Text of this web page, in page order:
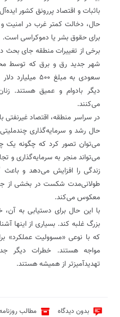
باثبات و اقتصاد پررونق کشور
حال، دخالت کمتر غرب در امنیت
برای حقوق بشر یا دموکراسی است.
برخی از تغییرات منطقه جای بحث
شهر جدید ‌رق و برق که توسط
سعودی به مبلغ
دیگر بادوام و عمیق هستند.
می‌کنند.
در سراسر منطقه، اقتصاد غیرنفتی
حال رشد و سرمایه‌گذاری
می‌توان تصور کرد که چگونه یک
می‌‌تواند منجر به سرمایه‌گذاری و
زندگی را افزایش می‌دهد و
معکوس می‌کند.
با این حال برای دستیابی به آن،
بزرگ غلبه کند. بسیاری از اینها
که با نوعی «مسوولیت عملکرد»
مواجه هستند. خطرات دیگر
تهدیدآمیزتر از همیشه هستند.
بدون دیدگاه مطالب